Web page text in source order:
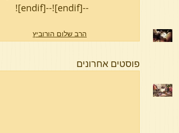
![endif]--![endif]--
הרב שלום הורוביץ
פוסטים אחרונים